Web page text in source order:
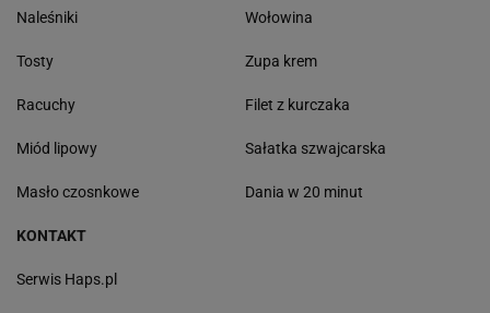
Naleśniki
Tosty
Racuchy
Miód lipowy
Masło czosnkowe
Wołowina
Zupa krem
Filet z kurczaka
Sałatka szwajcarska
Dania w 20 minut
KONTAKT
Serwis Haps.pl